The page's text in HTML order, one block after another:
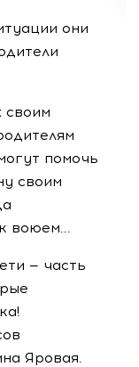
они
своим
помочь
своим
воюем...
— часть
Яровая.